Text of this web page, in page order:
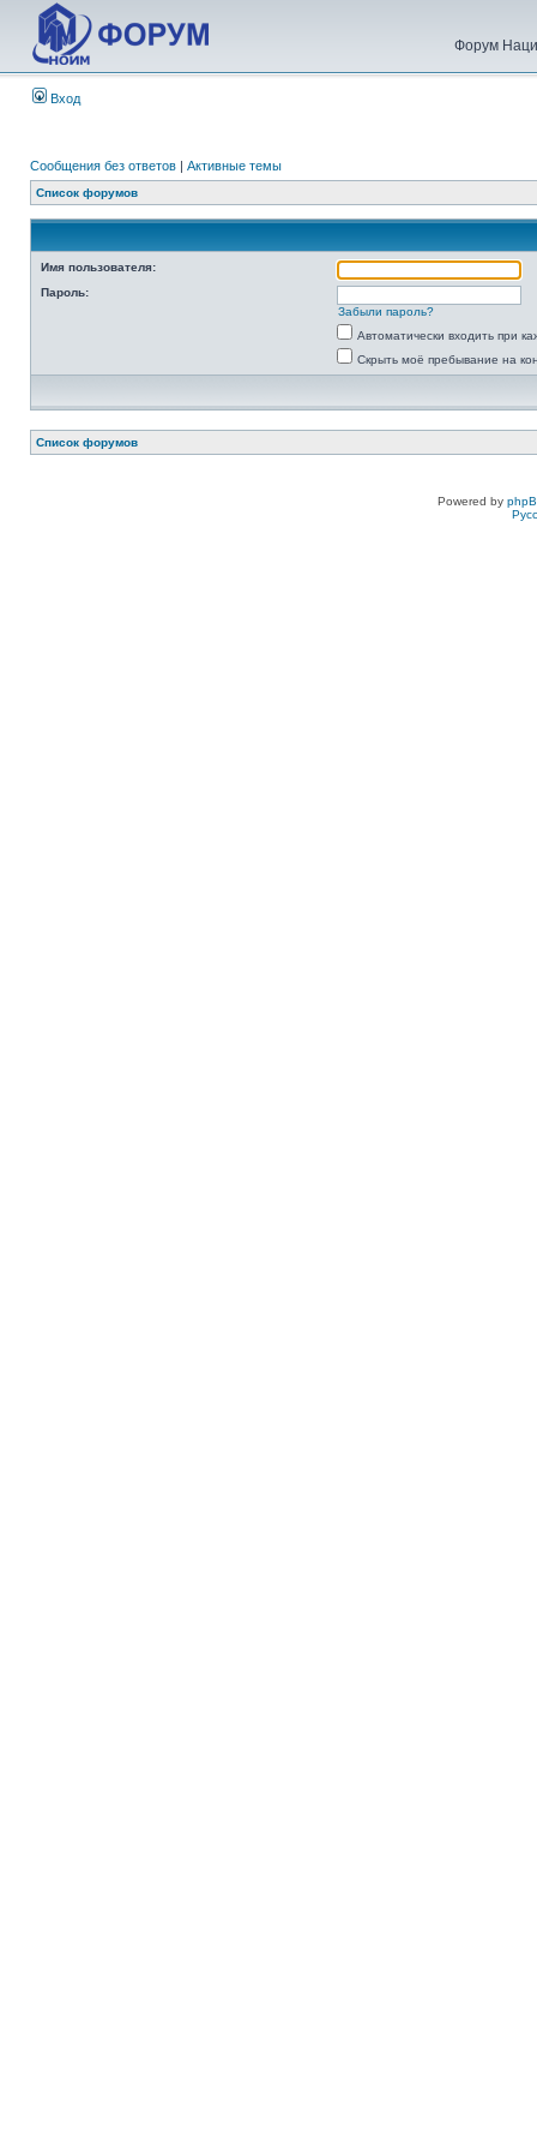
Форум
Вход
Сообщения без ответов | Активные темы
Список форумов
Имя пользователя:
Пароль:
Забыли пароль?
Автоматически входить при
Скрыть моё пребывание на
Список форумов
Powered by